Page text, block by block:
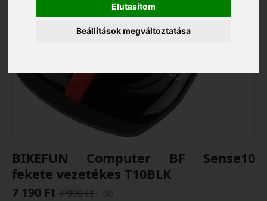
Elutasítom
Beállítások megváltoztatása
BIKEFUN Computer BF Sense10
fekete vezetékes T10BLK
7 190 Ft 7 990 Ft